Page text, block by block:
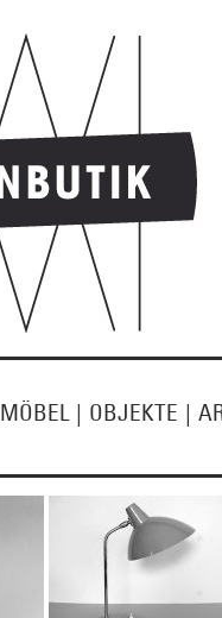
MÖBEL | OBJEKTE |